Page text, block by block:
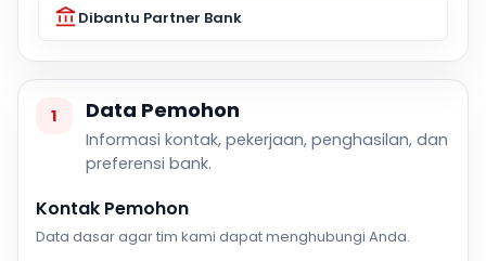
Dibantu Partner Bank
1 Data Pemohon
Informasi kontak, pekerjaan, penghasilan, dan
preferensi bank.
Kontak Pemohon
Data dasar agar tim kami dapat menghubungi Anda.